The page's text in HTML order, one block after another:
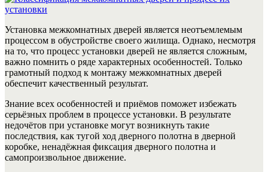
Установка межкомнатных дверей является неотъемлемым
процессом в обустройстве своего жилища. Однако, несмотря
на то, что процесс установки дверей не является сложным,
важно помнить о ряде характерных особенностей. Только
грамотный подход к монтажу межкомнатных дверей
обеспечит качественный результат.
Знание всех особенностей и приёмов поможет избежать
серьёзных проблем в процессе установки. В результате
недочётов при установке могут возникнуть такие
последствия, как тугой ход дверного полотна в дверной
коробке, ненадёжная фиксация дверного полотна и
самопроизвольное движение.